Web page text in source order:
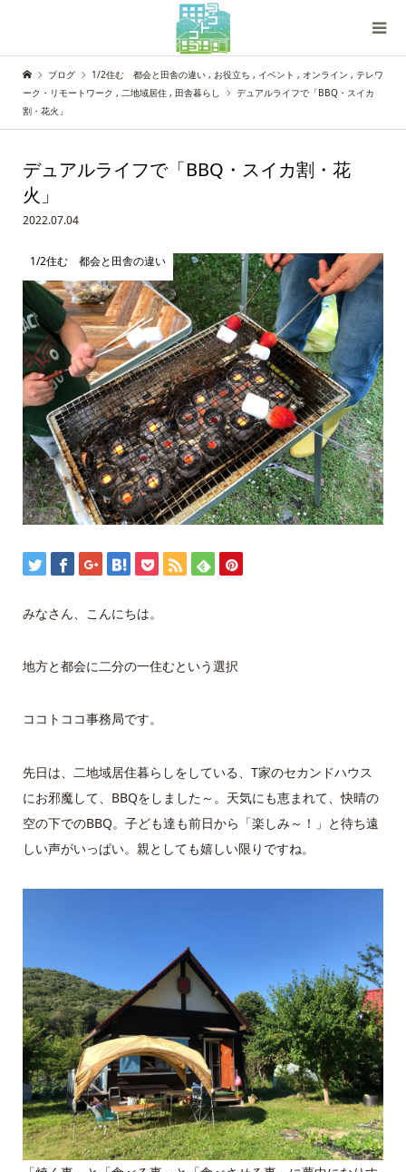
ブログ 1/2住む 都会と田舎の違い , お役立ち , イベント , オンライン , テレワ
ーク・リモートワーク , 二地域居住 , 田舎暮らし
デュアルライフで「BBQ・スイカ
割・花火」
デュアルライフで「BBQ・スイカ割・花
火」
2022.07.04
1/2住む 都会と田舎の違い
みなさん、こんにちは。
地方と都会に二分の一住むという選択
ココトココ事務局です。
先日は、二地域居住暮らしをしている、T家のセカンドハウス
にお邪魔して、BBQをしました～。天気にも恵まれて、快晴の
空の下でのBBQ。子ども達も前日から「楽しみ～！」と待ち遠
しい声がいっぱい。親としても嬉しい限りですね。